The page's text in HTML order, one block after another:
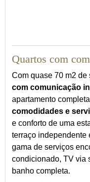
Quartos com
Com quase 70 m2 de
com comunicação
apartamento
comodidades e
e conforto de uma
terraço independente
gama de serviços
condicionado, TV via
banho completa.